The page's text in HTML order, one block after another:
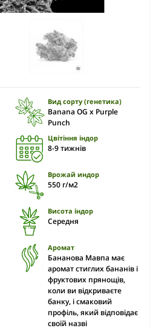
Вид сорту (генетика)
Banana OG x Purple
Punch
Цвітіння індор
8-9 тижнів
Врожай индор
550 г/м2
Висота індор
Середня
Аромат
Бананова Мавпа має
аромат стиглих бананів і
фруктових прянощів,
коли ви відкриваєте
банку, і смаковий
профіль, який відповідає
своїй назві